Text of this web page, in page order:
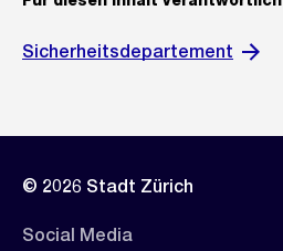
Sicherheitsdepartement
© 2026 Stadt Zürich
Social Media